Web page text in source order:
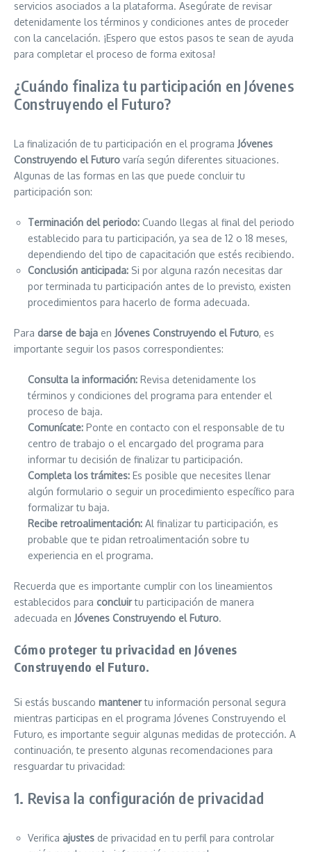
servicios asociados a la plataforma. Asegúrate de revisar
detenidamente los términos y condiciones antes de proceder
con la cancelación. ¡Espero que estos pasos te sean de ayuda
para completar el proceso de forma exitosa!
¿Cuándo finaliza tu participación en Jóvenes
Construyendo el Futuro?
La finalización de tu participación en el programa Jóvenes
Construyendo el Futuro varía según diferentes situaciones.
Algunas de las formas en las que puede concluir tu
participación son:
Terminación del periodo: Cuando llegas al final del periodo
establecido para tu participación, ya sea de 12 o 18 meses,
dependiendo del tipo de capacitación que estés recibiendo.
Conclusión anticipada: Si por alguna razón necesitas dar
por terminada tu participación antes de lo previsto, existen
procedimientos para hacerlo de forma adecuada.
Para darse de baja en Jóvenes Construyendo el Futuro, es
importante seguir los pasos correspondientes:
Consulta la información: Revisa detenidamente los
términos y condiciones del programa para entender el
proceso de baja.
Comunícate: Ponte en contacto con el responsable de tu
centro de trabajo o el encargado del programa para
informar tu decisión de finalizar tu participación.
Completa los trámites: Es posible que necesites llenar
algún formulario o seguir un procedimiento específico para
formalizar tu baja.
Recibe retroalimentación: Al finalizar tu participación, es
probable que te pidan retroalimentación sobre tu
experiencia en el programa.
Recuerda que es importante cumplir con los lineamientos
establecidos para concluirtu participación de manera
adecuada en Jóvenes Construyendo el Futuro.
Cómo proteger tu privacidad en Jóvenes
Construyendo el Futuro.
Si estás buscando mantenertu información personal segura
mientras participas en el programa Jóvenes Construyendo el
Futuro, es importante seguir algunas medidas de protección. A
continuación, te presento algunas recomendaciones para
resguardar tu privacidad:
1. Revisa la configuración de privacidad
Verifica ajustes de privacidad en tu perfil para controlar